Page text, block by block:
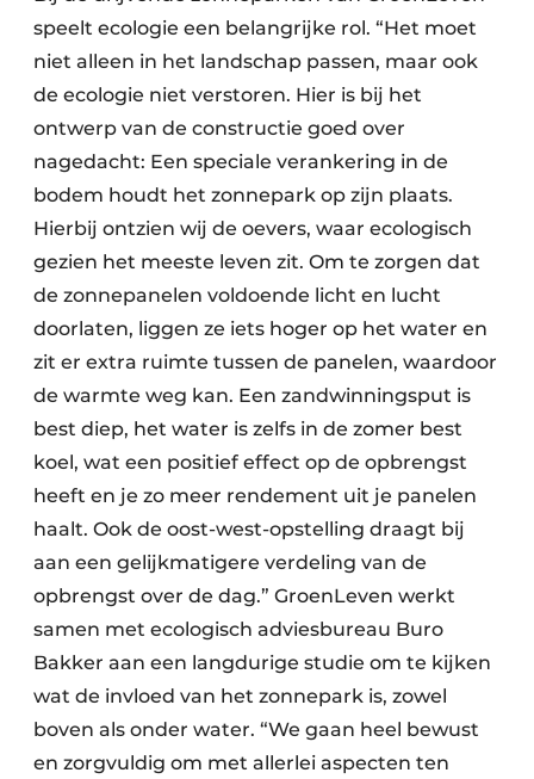
speelt ecologie een belangrijke rol. “Het moet
niet alleen in het landschap passen, maar ook
de ecologie niet verstoren. Hier is bij het
ontwerp van de constructie goed over
nagedacht: Een speciale verankering in de
bodem houdt het zonnepark op zijn plaats.
Hierbij ontzien wij de oevers, waar ecologisch
gezien het meeste leven zit. Om te zorgen dat
de zonnepanelen voldoende licht en lucht
doorlaten, liggen ze iets hoger op het water en
zit er extra ruimte tussen de panelen, waardoor
de warmte weg kan. Een zandwinningsput is
best diep, het water is zelfs in de zomer best
koel, wat een positief effect op de opbrengst
heeft en je zo meer rendement uit je panelen
haalt. Ook de oost-west-opstelling draagt bij
aan een gelijkmatigere verdeling van de
opbrengst over de dag.” GroenLeven werkt
samen met ecologisch adviesbureau Buro
Bakker aan een langdurige studie om te kijken
wat de invloed van het zonnepark is, zowel
boven als onder water. “We gaan heel bewust
en zorgvuldig om met allerlei aspecten ten